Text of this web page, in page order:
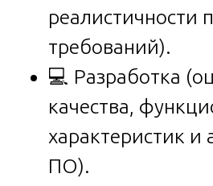
реалистичности
требований).
💻 Разработка
качества,
характеристик и
ПО).